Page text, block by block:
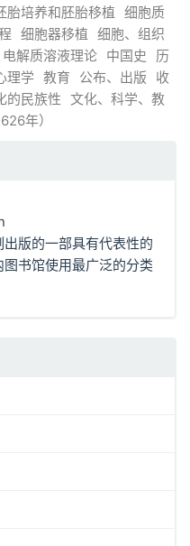
胎培养和胚胎移植 细胞质
细胞器移植 细胞、组织
电解质溶液理论 中国史
历
理学 教育 公布、出版
收
的民族性 文化、科学、教
年）
版的一部具有代表性的
书馆使用最广泛的分类